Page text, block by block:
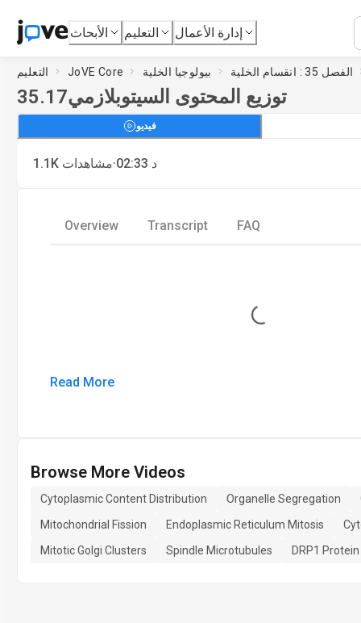
الأبحاث التعليم إدارة الأعمال
التعليم JoVE Core بيولوجيا الخلية الفصل 35 : انقسام الخلية
35.17توزيع المحتوى السيتوبلازمي
فيديو
1.1K مشاهدات·02:33 د
Overview Transcript FAQ
Loading...
Read More
Browse More Videos
Cytoplasmic Content Distribution Organelle Segregation
Mitochondrial Fission
Endoplasmic Reticulum Mitosis
Mitotic Golgi Clusters
Spindle Microtubules DRP1 Protein